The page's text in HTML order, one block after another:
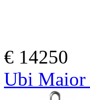
€ 14250
Ubi Maior